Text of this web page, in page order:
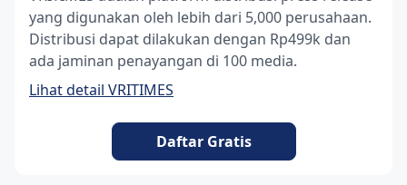
yang digunakan oleh lebih dari 5,000 perusahaan.
Distribusi dapat dilakukan dengan Rp499k dan
ada jaminan penayangan di 100 media.
Lihat detail VRITIMES
Daftar Gratis